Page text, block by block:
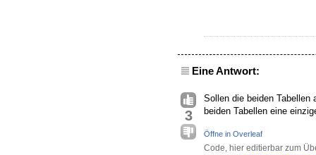
Eine Antwort:
3
Sollen die beiden
beiden Tabellen eine
Öffne in Overleaf
Code, hier editierbar zum